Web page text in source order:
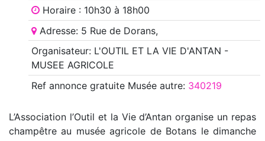
Horaire : 10h30 à 18h00
Adresse: 5 Rue de Dorans,
Organisateur: L'OUTIL ET LA VIE D'ANTAN -
MUSEE AGRICOLE
Ref annoncegratuite Musée autre: 340219
L’Association l’Outil et la Vie d’Antan organise un repas
champêtre au musée agricole de Botans le dimanche